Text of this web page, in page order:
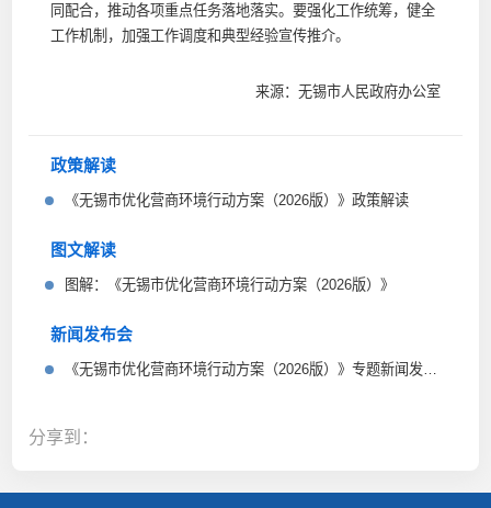
同配合，推动各项重点任务落地落实。要强化工作统筹，健全
工作机制，加强工作调度和典型经验宣传推介。
来源：无锡市人民政府办公室
政策解读
《无锡市优化营商环境行动方案（2026版）》政策解读
图文解读
图解：《无锡市优化营商环境行动方案（2026版）》
新闻发布会
分享到：